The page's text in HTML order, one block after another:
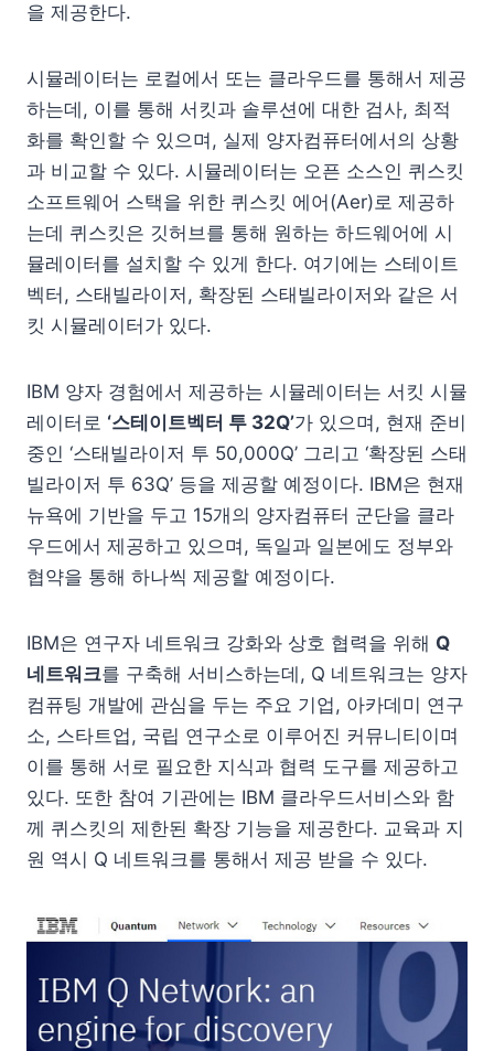
을 제공한다.
시뮬레이터는 로컬에서 또는 클라우드를 통해서 제공
하는데, 이를 통해 서킷과 솔루션에 대한 검사, 최적
화를 확인할 수 있으며, 실제 양자컴퓨터에서의 상황
과 비교할 수 있다. 시뮬레이터는 오픈 소스인 퀴스킷
소프트웨어 스택을 위한 퀴스킷 에어(Aer)로 제공하
는데 퀴스킷은 깃허브를 통해 원하는 하드웨어에 시
뮬레이터를 설치할 수 있게 한다. 여기에는 스테이트
벡터, 스태빌라이저, 확장된 스태빌라이저와 같은 서
킷 시뮬레이터가 있다.
IBM 양자 경험에서 제공하는 시뮬레이터는 서킷 시뮬
레이터로 ‘스테이트벡터 투 32Q’가 있으며, 현재 준비
중인 ‘스태빌라이저 투 50,000Q’ 그리고 ‘확장된 스태
빌라이저 투 63Q’ 등을 제공할 예정이다. IBM은 현재
뉴욕에 기반을 두고 15개의 양자컴퓨터 군단을 클라
우드에서 제공하고 있으며, 독일과 일본에도 정부와
협약을 통해 하나씩 제공할 예정이다.
IBM은 연구자 네트워크 강화와 상호 협력을 위해 Q
네트워크를 구축해 서비스하는데, Q 네트워크는 양자
컴퓨팅 개발에 관심을 두는 주요 기업, 아카데미 연구
소, 스타트업, 국립 연구소로 이루어진 커뮤니티이며
이를 통해 서로 필요한 지식과 협력 도구를 제공하고
있다. 또한 참여 기관에는 IBM 클라우드서비스와 함
께 퀴스킷의 제한된 확장 기능을 제공한다. 교육과 지
원 역시 Q 네트워크를 통해서 제공 받을 수 있다.